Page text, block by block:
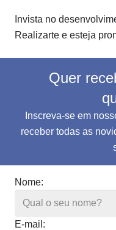
Invista no
Realizarte e esteja
Quer
Inscreva-se em
receber todas as
Nome:
E-mail: